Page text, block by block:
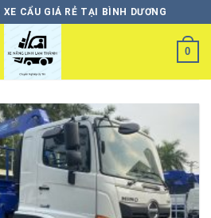
XE CẨU GIÁ RẺ TẠI BÌNH DƯƠNG
0